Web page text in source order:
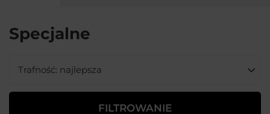
Specjalne
Zmień sortowanie
Trafność: najlepsza
FILTROWANIE